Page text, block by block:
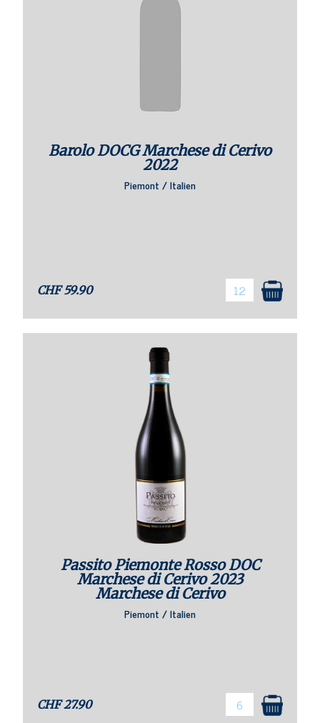
Barolo DOCG Marchese di Cerivo
2022
Piemont / Italien
CHF59.90
Passito Piemonte Rosso DOC
Marchese di Cerivo 2023
Marchese di Cerivo
Piemont / Italien
CHF27.90